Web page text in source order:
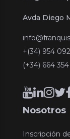
Avda Diego
+(34) 954
(+34) 664
Nosotros
Inscripción